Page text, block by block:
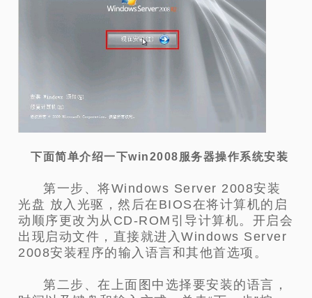
下面简单介绍一下win2008服务器操作系统安装
第一步、将Windows Server 2008安装
光盘 放入光驱，然后在BIOS在将计算机的启
动顺序更改为从CD-ROM引导计算机。开启会
出现启动文件，直接就进入Windows Server
2008安装程序的输入语言和其他首选项。
第二步、在上面图中选择要安装的语言，